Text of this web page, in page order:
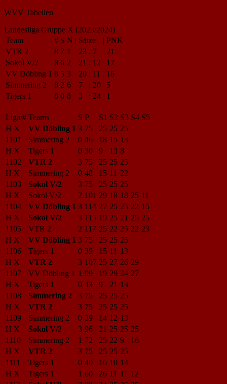
WVV Tabellen
Landesliga Gruppe X (2023/2024)
Team
# S N | Sätze | PNK
VTR 2
8 7 1 23 : 7
21
Sokol V/2
8 6 2 21 : 12
17
VV Döbling 1 8 5 3 20 : 11
16
Simmering 2
8 2 6 7 : 20
5
Tigers 1
8 0 8 3 : 24 1
Liga/# Teams S P S1 S2 S3 S4 S5
H X
VV Döbling 1 3 75 25 25 25
1101
Simmering 2 0 46 18 15 13
H X
Tigers 1 0 30 9 13 8
1102
VTR 2 3 75 25 25 25
H X
Simmering 2 0 48 15 11 22
1103
Sokol V/2 3 75 25 25 25
H X
Sokol V/2 2 101 29 18 18 25 11
1104
VV Döbling 1 3 114 27 25 25 22 15
H X
Sokol V/2 3 115 19 25 21 25 25
1105
VTR 2 2 117 25 22 25 22 23
H X
VV Döbling 1 3 75 25 25 25
1106
Tigers 1 0 39 15 11 13
H X
VTR 2 3 107 25 27 26 29
1107
VV Döbling 1 1 99 19 29 24 27
H X
Tigers 1 0 43 9 21 13
1108
Simmering 2 3 75 25 25 25
H X
VTR 2 3 75 25 25 25
1109
Simmering 2 0 39 14 12 13
H X
Sokol V/2 3 96 21 25 25 25
1110
Simmering 2 1 72 25 22 9
16
H X
VTR 2 3 75 25 25 25
1111
Tigers 1 0 40 16 10 14
H X
Tigers 1 1 60 26 11 11 12